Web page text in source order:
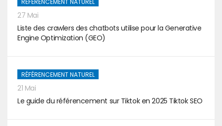
RÉFÉRENCEMENT NATUREL
27 Mai
Liste des crawlers des chatbots utilise pour la Generative
Engine Optimization (GEO)
RÉFÉRENCEMENT NATUREL
21 Mai
Le guide du référencement sur Tiktok en 2025 Tiktok SEO